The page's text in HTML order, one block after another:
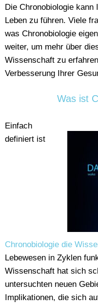
Die Chronobiologie kann
Leben zu führen. Viele
was Chronobiologie
weiter, um mehr über
Wissenschaft zu
Verbesserung Ihrer
Was ist
Einfach
definiert ist
Chronobiologie die
Lebewesen in Zyklen
Wissenschaft hat sich
untersuchten neuen
Implikationen, die sich